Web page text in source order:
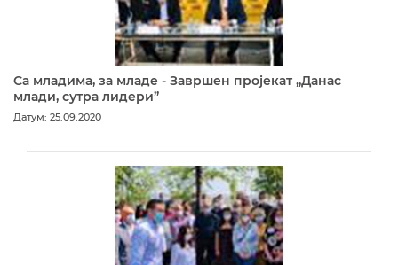
Са младима, за младе - Завршен пројекат „Данас
млади, сутра лидери”
Датум: 25.09.2020